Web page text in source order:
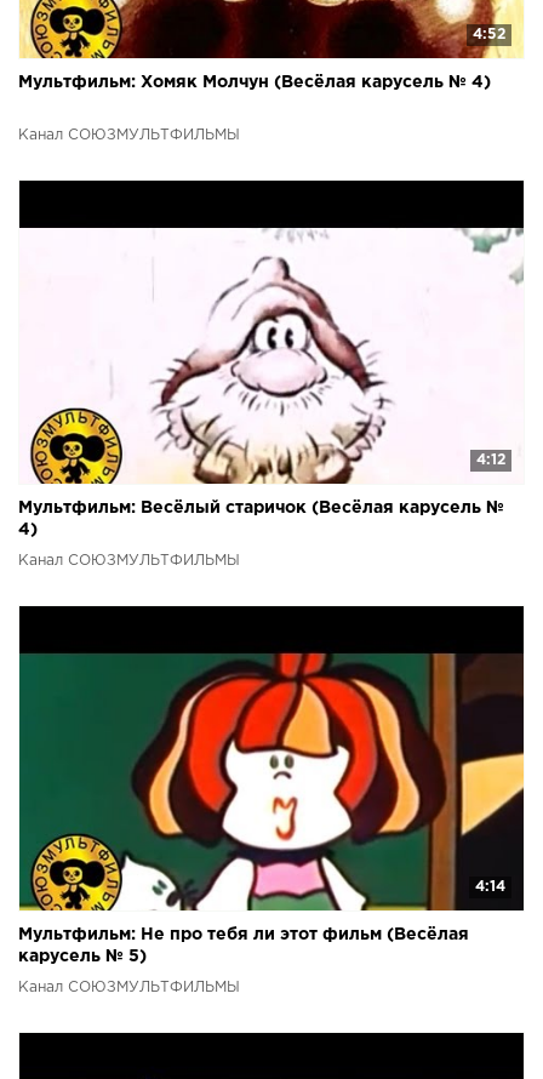
4:52
Мультфильм: Хомяк Молчун (Весёлая карусель № 4)
Канал СОЮЗМУЛЬТФИЛЬМЫ
4:12
Мультфильм: Весёлый старичок (Весёлая карусель №
4)
Канал СОЮЗМУЛЬТФИЛЬМЫ
4:14
Мультфильм: Не про тебя ли этот фильм (Весёлая
карусель № 5)
Канал СОЮЗМУЛЬТФИЛЬМЫ